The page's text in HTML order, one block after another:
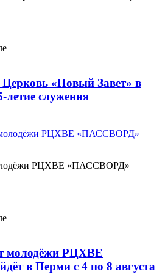
«Новый Завет» в
летие служения
РЦХВЕ «ПАССВОРД»
молодёжи РЦХВЕ
в Перми с 4 по 8 августа